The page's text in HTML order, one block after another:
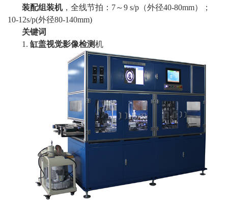
装配组装机，全线节拍： 7～9 s/p（外径40-80mm）；
10-12s/p(外径80-140mm)
关键词
1. 缸盖视觉影像检测机